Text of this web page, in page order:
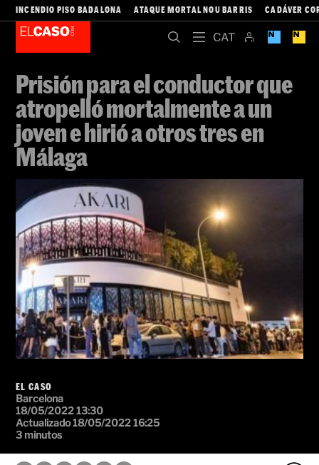
INCENDIO PISO BADALONA ATAQUE MORTAL NOU BARRIS CADÁVER
Prisión para el conductor que
atropelló mortalmente a un
joven e hirió a otros tres en
Málaga
EL CASO
Barcelona
18/05/2022 13:30
Actualizado 18/05/2022 16:25
3 minutos